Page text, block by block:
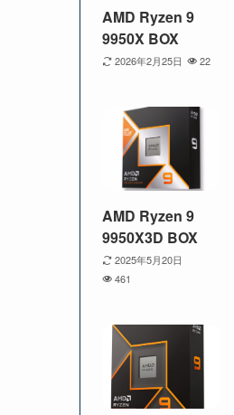
AMD Ryzen 9
9950X BOX
2026年2月25日 22
AMD Ryzen 9
9950X3D BOX
2025年5月20日
461